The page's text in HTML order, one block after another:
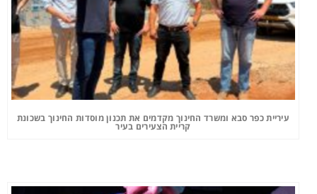
עיריית כפר סבא ומשרד החינוך מקדמים את תכנון מוסדות החינוך בשכונת
קריית הצעירים בעיר